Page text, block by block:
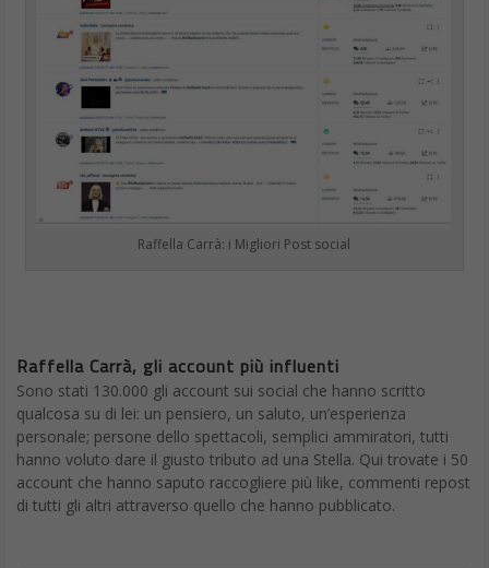
Raffella Carrà: i Migliori Post social
Raffella Carrà, gli account più influenti
Sono stati 130.000 gli account sui social che hanno scritto
qualcosa su di lei: un pensiero, un saluto, un’esperienza
personale; persone dello spettacoli, semplici ammiratori, tutti
hanno voluto dare il giusto tributo ad una Stella. Qui trovate i 50
account che hanno saputo raccogliere più like, commenti repost
di tutti gli altri attraverso quello che hanno pubblicato.